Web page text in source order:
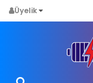
Üyelik